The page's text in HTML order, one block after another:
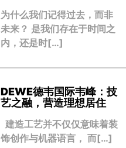
为什么我们记得过去，而非
未来？ 是我们存在于时间之
内，还是时[…]
DEWE德韦国际韦峰：技
艺之融，营造理想居住
建造工艺并不仅仅意味着装
饰创作与机器语言， 而[…]